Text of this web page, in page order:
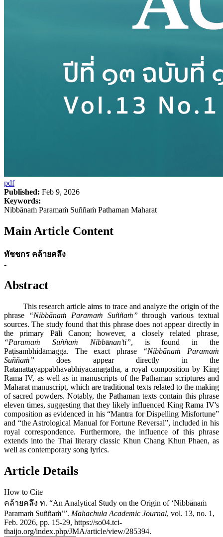
pdf
Published: Feb 9, 2026
Keywords:
Nibbānaṁ Paramaṁ Suññaṁ Pathaman Maharat
Main Article Content
ทัชชกร คล้ายคลึง
-
Abstract
This research article aims to trace and analyze the origin of the
phrase
“Nibbānaṁ Paramaṁ Suññaṁ” through various textual
sources. The study found that this phrase does not appear directly in
the primary Pāli Canon; however, a closely related phrase,
“Paramaṁ Suññaṁ Nibbānan’ti”, is found in the
Paṭisambhidāmagga. The exact phrase “Nibbānaṁ Paramaṁ
Suññaṁ” does appear directly in the
Ratanattayappabhāvābhiyācanagāthā, a royal composition by King
Rama IV, as well as in manuscripts of the Pathaman scriptures and
Maharat manuscript, which are traditional texts related to the making
of sacred powders. Notably, the Pathaman texts contain this phrase
eleven times, suggesting that they likely influenced King Rama IV's
composition as evidenced in his “Mantra for Dispelling Misfortune”
and “the Astrological Manual for Fortune Reversal”, included in his
royal correspondence. Furthermore, the influence of this phrase
extends into the Thai literary classic Khun Chang Khun Phaen, as
well as contemporary song lyrics.
Article Details
How to Cite
คล้ายคลึง ท. “An Analytical Study on the Origin of ‘Nibbānaṁ
Paramaṁ Suññaṁ’”. Mahachula Academic Journal, vol. 13, no. 1,
Feb. 2026, pp. 15-29, https://so04.tci-
thaijo.org/index.php/JMA/article/view/285394.